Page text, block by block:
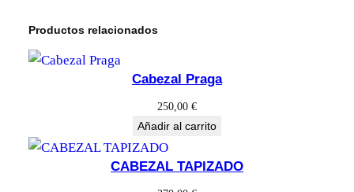
Productos relacionados
Cabezal Praga
250,00 €
Añadir al carrito
CABEZAL TAPIZADO